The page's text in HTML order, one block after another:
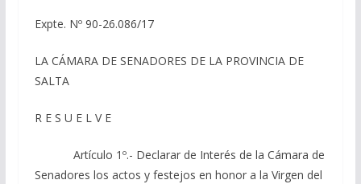
Expte. Nº 90-26.086/17
LA CÁMARA DE SENADORES DE LA PROVINCIA DE
SALTA
R E S U E L V E
Artículo 1º.- Declarar de Interés de la Cámara de
Senadores los actos y festejos en honor a la Virgen del